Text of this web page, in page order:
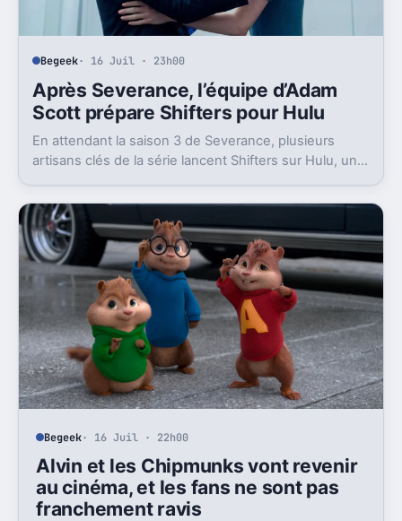
Begeek· 16 Juil · 23h00
Après Severance, l’équipe d’Adam
Scott prépare Shifters pour Hulu
En attendant la saison 3 de Severance, plusieurs
artisans clés de la série lancent Shifters sur Hulu, un
Begeek· 16 Juil · 22h00
Alvin et les Chipmunks vont revenir
au cinéma, et les fans ne sont pas
franchement ravis